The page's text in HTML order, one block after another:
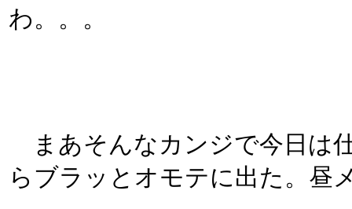
わ。。。
まあそんなカンジで今日は
らブラッとオモテに出た。昼